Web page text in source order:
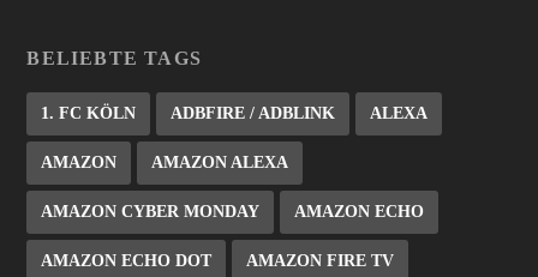
BELIEBTE TAGS
1. FC KÖLN ADBFIRE / ADBLINK ALEXA
AMAZON AMAZON ALEXA
AMAZON CYBER MONDAY AMAZON ECHO
AMAZON ECHO DOT AMAZON FIRE TV